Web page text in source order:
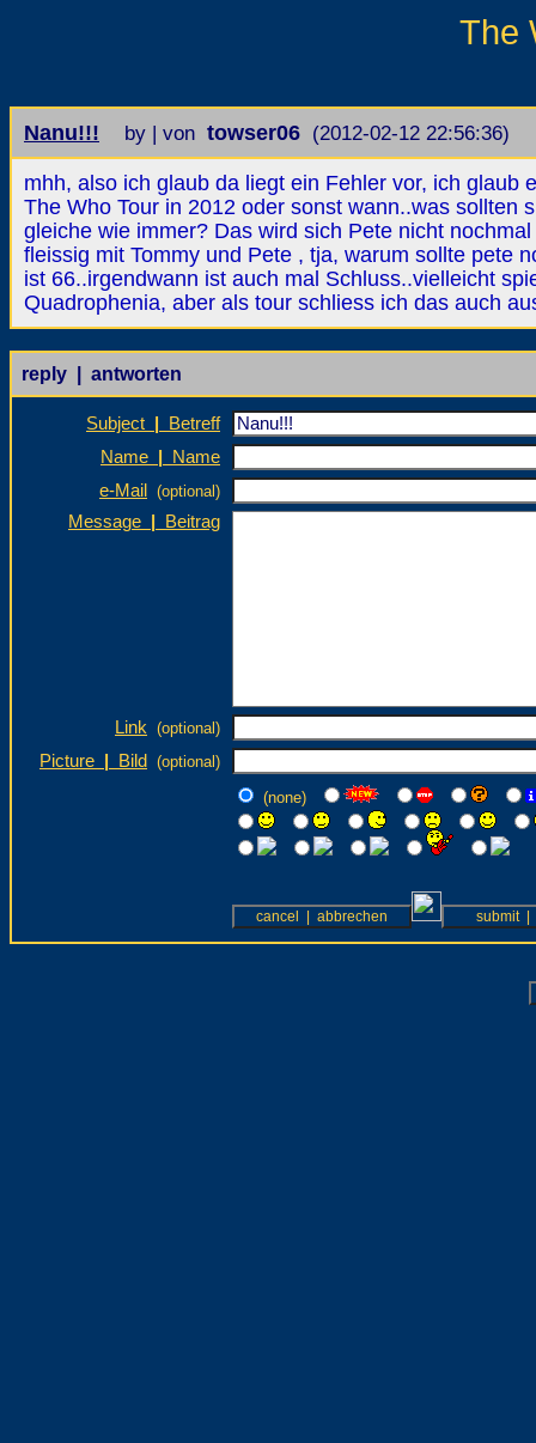
The
Nanu!!! by | von towser06 (2012-02-12 22:56:36)
mhh, also ich glaub da liegt ein Fehler vor, ich glaub
The Who Tour in 2012 oder sonst wann..was sollten
gleiche wie immer? Das wird sich Pete nicht
fleissig mit Tommy und Pete , tja, warum sollte pete
ist 66..irgendwann ist auch mal Schluss..vielleicht
Quadrophenia, aber als tour schliess ich das auch
reply | antworten
Subject
Betreff
Name
Name
e-Mail
(optional)
Message Beitrag
Link (optional)
Picture Bild
(optional)
(none)